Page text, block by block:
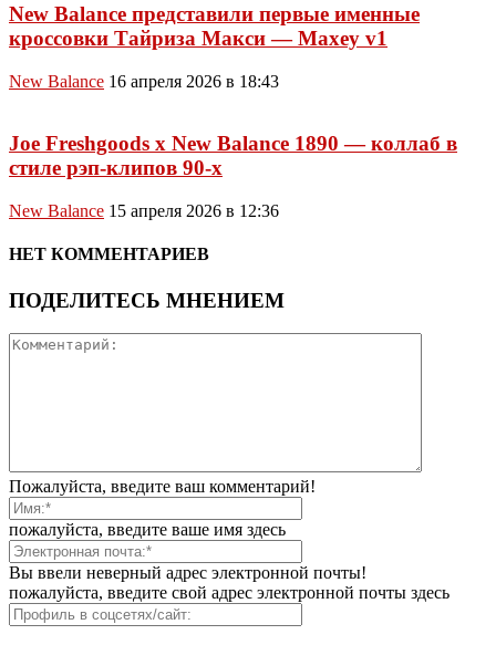
New Balance представили первые именные
кроссовки Тайриза Макси — Maxey v1
New Balance 16 апреля 2026 в 18:43
Joe Freshgoods x New Balance 1890 — коллаб в
стиле рэп-клипов 90-х
New Balance 15 апреля 2026 в 12:36
НЕТ КОММЕНТАРИЕВ
ПОДЕЛИТЕСЬ МНЕНИЕМ
Пожалуйста, введите ваш комментарий!
пожалуйста, введите ваше имя здесь
Вы ввели неверный адрес электронной почты!
пожалуйста, введите свой адрес электронной почты здесь